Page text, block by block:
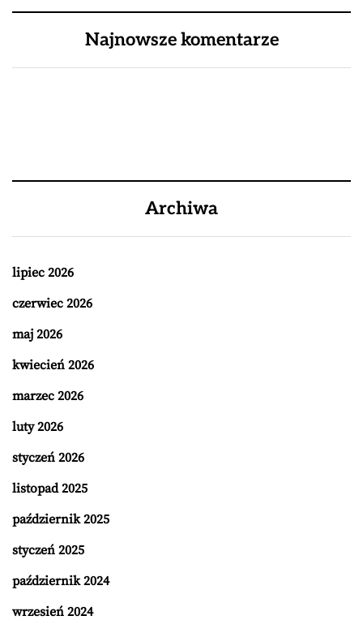
Najnowsze komentarze
Archiwa
lipiec 2026
czerwiec 2026
maj 2026
kwiecień 2026
marzec 2026
luty 2026
styczeń 2026
listopad 2025
październik 2025
styczeń 2025
październik 2024
wrzesień 2024